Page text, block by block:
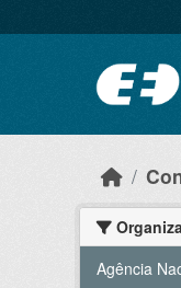
Agência